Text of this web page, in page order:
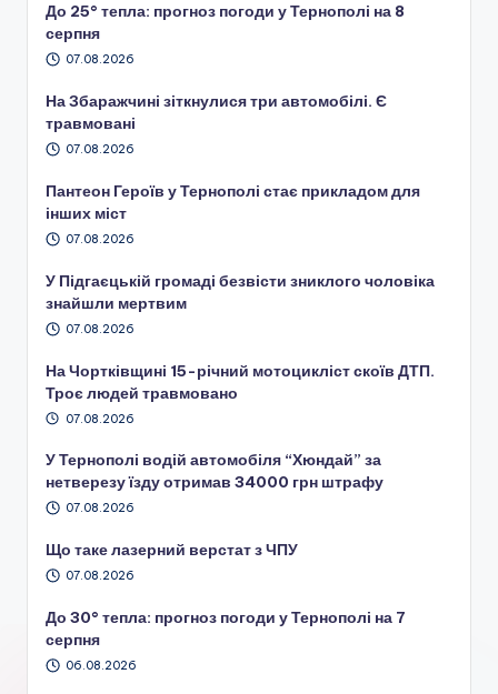
До 25° тепла: прогноз погоди у Тернополі на 8
серпня
07.08.2026
На Збаражчині зіткнулися три автомобілі. Є
травмовані
07.08.2026
Пантеон Героїв у Тернополі стає прикладом для
інших міст
07.08.2026
У Підгаєцькій громаді безвісти зниклого чоловіка
знайшли мертвим
07.08.2026
На Чортківщині 15-річний мотоцикліст скоїв ДТП.
Троє людей травмовано
07.08.2026
У Тернополі водій автомобіля “Хюндай” за
нетверезу їзду отримав 34000 грн штрафу
07.08.2026
Що таке лазерний верстат з ЧПУ
07.08.2026
До 30° тепла: прогноз погоди у Тернополі на 7
серпня
06.08.2026